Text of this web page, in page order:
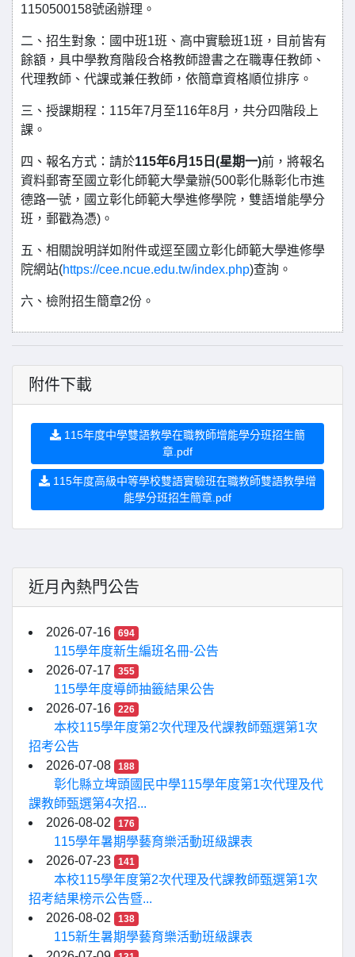
1150500158號函辦理。
二、招生對象：國中班1班、高中實驗班1班，目前皆有
餘額，具中學教育階段合格教師證書之在職專任教師、
代理教師、代課或兼任教師，依簡章資格順位排序。
三、授課期程：115年7月至116年8月，共分四階段上
課。
四、報名方式：請於115年6月15日(星期一)前，將報名
資料郵寄至國立彰化師範大學彙辦(500彰化縣彰化市進
德路一號，國立彰化師範大學進修學院，雙語增能學分
班，郵戳為憑)。
五、相關說明詳如附件或逕至國立彰化師範大學進修學
院網站(https://cee.ncue.edu.tw/index.php)查詢。
六、檢附招生簡章2份。
附件下載
115年度中學雙語教學在職教師增能學分班招生簡
章.pdf
115年度高級中等學校雙語實驗班在職教師雙語教學增
能學分班招生簡章.pdf
近月內熱門公告
2026-07-16 694
115學年度新生編班名冊-公告
2026-07-17
355
115學年度導師抽籤結果公告
2026-07-16
226
本校115學年度第2次代理及代課教師甄選第1次
招考公告
2026-07-08
188
彰化縣立埤頭國民中學115學年度第1次代理及代
課教師甄選第4次招...
2026-08-02
176
115學年暑期學藝育樂活動班級課表
2026-07-23
141
本校115學年度第2次代理及代課教師甄選第1次
招考結果榜示公告暨...
2026-08-02
138
115新生暑期學藝育樂活動班級課表